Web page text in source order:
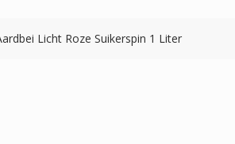
Licht Roze Suikerspin 1 Liter